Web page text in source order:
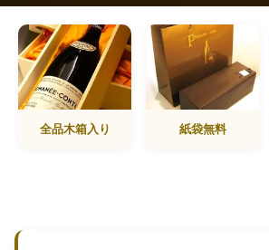
全品木箱入り 紙袋無料